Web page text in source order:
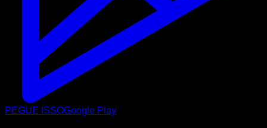
PEGUE ISSOGoogle Play